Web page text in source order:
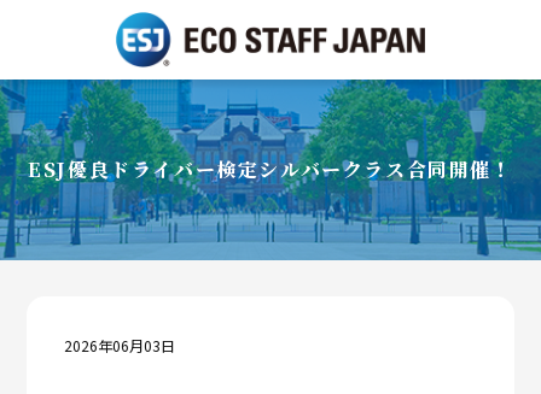
ESJ優良ドライバー検定シルバークラス合同開催！
2026年06月03日